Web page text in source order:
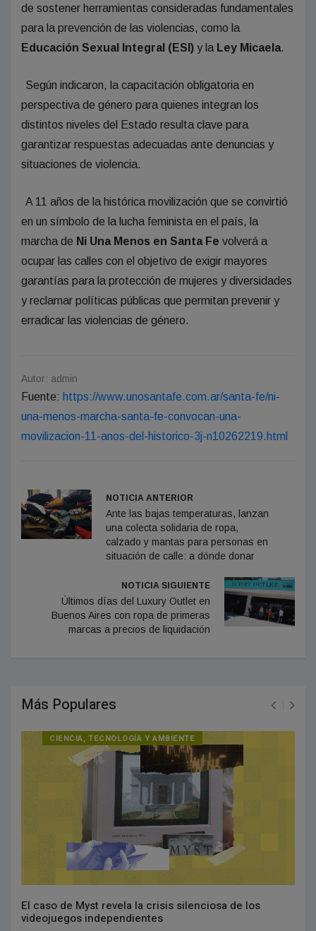
de sostener herramientas consideradas fundamentales
para la prevención de las violencias, como la
Educación Sexual Integral (ESI) y la Ley Micaela.
Según indicaron, la capacitación obligatoria en
perspectiva de género para quienes integran los
distintos niveles del Estado resulta clave para
garantizar respuestas adecuadas ante denuncias y
situaciones de violencia.
A 11 años de la histórica movilización que se convirtió
en un símbolo de la lucha feminista en el país, la
marcha de Ni Una Menos en Santa Fe volverá a
ocupar las calles con el objetivo de exigir mayores
garantías para la protección de mujeres y diversidades
y reclamar políticas públicas que permitan prevenir y
erradicar las violencias de género.
Autor: admin
Fuente: https://www.unosantafe.com.ar/santa-fe/ni-
una-menos-marcha-santa-fe-convocan-una-
movilizacion-11-anos-del-historico-3j-n10262219.html
NOTICIA ANTERIOR
Ante las bajas temperaturas, lanzan
una colecta solidaria de ropa,
calzado y mantas para personas en
situación de calle: a dónde donar
NOTICIA SIGUIENTE
Últimos días del Luxury Outlet en
Buenos Aires con ropa de primeras
marcas a precios de liquidación
Más Populares
CIENCIA, TECNOLOGÍA Y AMBIENTE
El caso de Myst revela la crisis silenciosa de los
videojuegos independientes